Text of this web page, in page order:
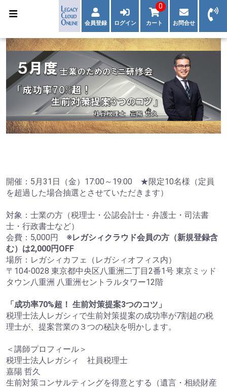
会員登録 ログイン カート
0
お問合せ
開催：5月31日（金）17:00～19:00 ★限定10名様（定員
を超過した場合抽選とさせていただきます）
対象：士業の方（税理士・公認会計士・弁護士・司法書
士・行政書士など）
会費：5,000円 ※レガシィクラウド会員の方（新規登録含
む）は2,000円OFF
場所：レガシィカフェ（レガシィオフィス内）
〒104-0028 東京都中央区八重洲二丁目2番1号 東京ミッド
タウン八重洲 八重洲セントラルタワー12階
「成功率70%超！ 生前対策提案3つのコツ」
税理士法人レガシィで生前対策提案の成功率が7割超の税
理士が、提案営業の３つの秘訣を明かします。
＜講師プロフィール＞
税理士法人レガシィ 社員税理士
嘉陽 哲久
生前対策コンサルティングを得意とする（遺言・相続財産